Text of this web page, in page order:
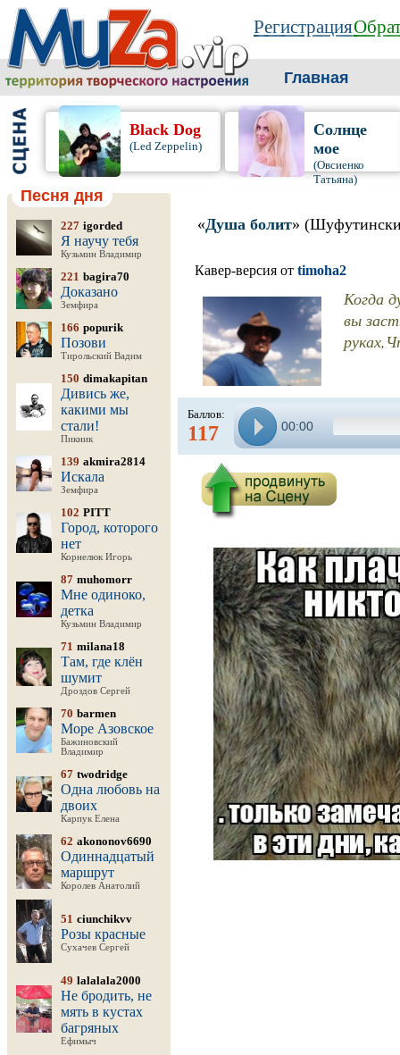
Регистрация
Главная
Black Dog
(Led Zeppelin)
Солнце
мое
(Овсиенко
Татьяна)
Песня дня
227 igorded
Я научу тебя
Кузьмин Владимир
221 bagira70
Доказано
Земфира
166 popurik
Позови
Тирольский Вадим
150 dimakapitan
Дивись же,
какими мы
стали!
Пикник
139 akmira2814
Искала
Земфира
102 PITT
Город, которого
нет
Корнелюк Игорь
87 muhomorr
Мне одиноко,
детка
Кузьмин Владимир
71 milana18
Там, где клён
шумит
Дроздов Сергей
70 barmen
Море Азовское
Бажиновский
Владимир
67 twodridge
Одна любовь на
двоих
Карпук Елена
62 akononov6690
Одиннадцатый
маршрут
Королев Анатолий
51 ciunchikvv
Розы красные
Сухачев Сергей
49 lalalala2000
Не бродить, не
мять в кустах
багряных
Ефимыч
«Душа болит»
Кавер-версия от timoha2
Когда
вы
Баллов:
117 00:00